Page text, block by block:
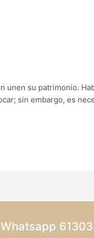
unen su patrimonio.
sin embargo, es